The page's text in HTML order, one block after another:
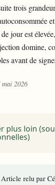
trois
jour est
domine,
avant de
2026
plus loin
Article relu par